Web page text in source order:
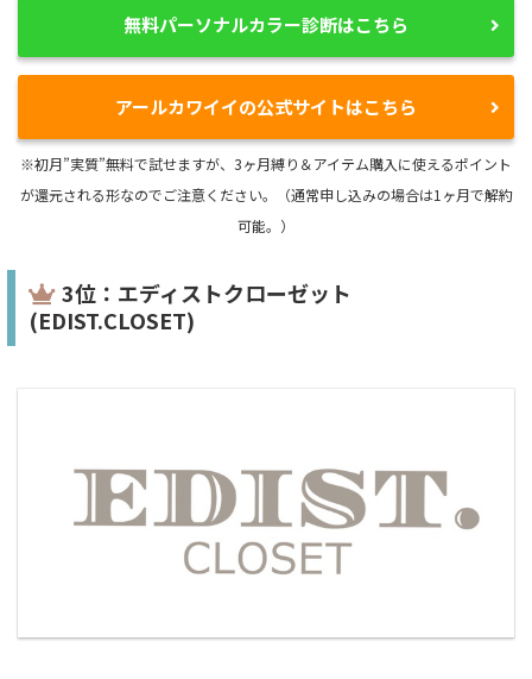
無料パーソナルカラー診断はこちら
アールカワイイの公式サイトはこちら
※初月”実質”無料で試せますが、3ヶ月縛り＆アイテム購入に使えるポイント
が還元される形なのでご注意ください。（通常申し込みの場合は1ヶ月で解約
可能。）
3位：エディストクローゼット
(EDIST.CLOSET)